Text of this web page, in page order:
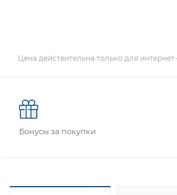
Цена действительна только для
Бонусы за покупки